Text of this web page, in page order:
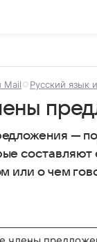
Mail Русский язык
—
составляют
или о чем